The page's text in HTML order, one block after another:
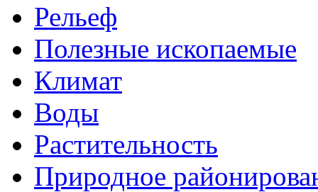
Рельеф
Полезные ископаемые
Климат
Воды
Растительность
Природное